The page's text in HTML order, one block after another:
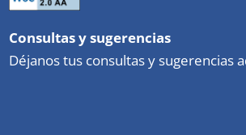
Consultas y sugerencias
Déjanos tus consultas y sugerencias